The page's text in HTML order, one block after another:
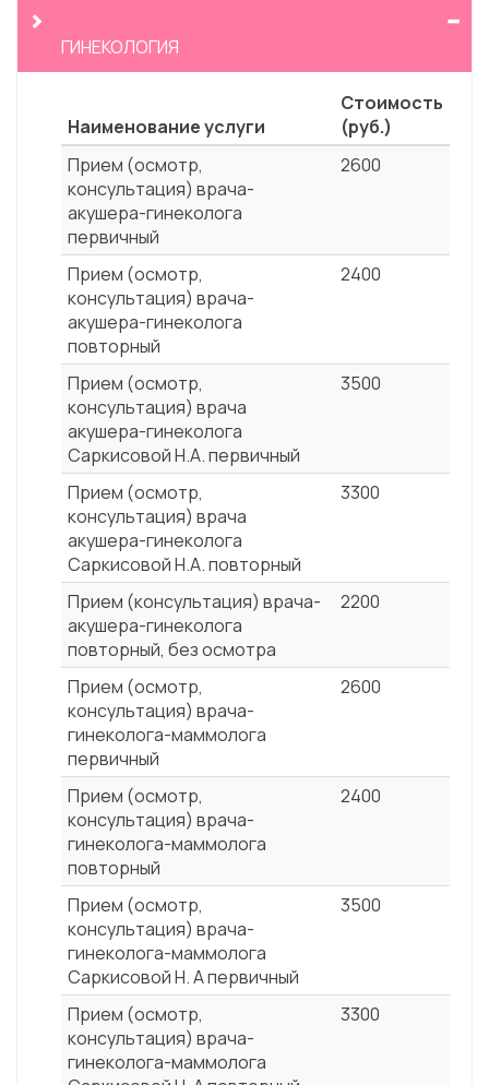
ГИНЕКОЛОГИЯ
Наименование услуги
Стоимость
(руб.)
Прием (осмотр,
консультация) врача-
акушера-гинеколога
первичный
2600
Прием (осмотр,
консультация) врача-
акушера-гинеколога
повторный
2400
Прием (осмотр,
консультация) врача
акушера-гинеколога
Саркисовой Н.А. первичный
3500
Прием (осмотр,
консультация) врача
акушера-гинеколога
Саркисовой Н.А. повторный
3300
Прием (консультация) врача-
акушера-гинеколога
повторный, без осмотра
2200
Прием (осмотр,
консультация) врача-
гинеколога-маммолога
первичный
2600
Прием (осмотр,
консультация) врача-
гинеколога-маммолога
повторный
2400
Прием (осмотр,
консультация) врача-
гинеколога-маммолога
Саркисовой Н. А первичный
3500
Прием (осмотр,
консультация) врача-
гинеколога-маммолога
3300